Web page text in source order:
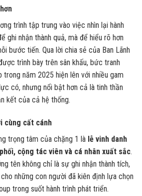
trình tập trung vào việc nhìn lại hành
ghi nhận thành quả, mà để hiểu rõ hơn
bước tiến. Qua lời chia sẻ của Ban Lãnh
trình bày trên sân khấu, bức tranh
trong năm 2025 hiện lên với nhiều gam
có, nhưng nổi bật hơn cả là tinh thần
kết của cả hệ thống.
cùng cất cánh
trọng tâm của chặng 1 là lễ vinh danh
cộng tác viên và cá nhân xuất sắc.
tên không chỉ là sự ghi nhận thành tích,
những con người đã kiên định lựa chọn
trong suốt hành trình phát triển.